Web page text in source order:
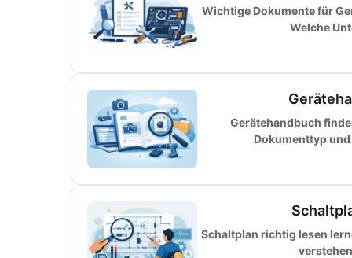
Wichtige Dokumente für
Welche
Gerätehandbuch
Dokumenttyp
Schaltplan richtig lesen